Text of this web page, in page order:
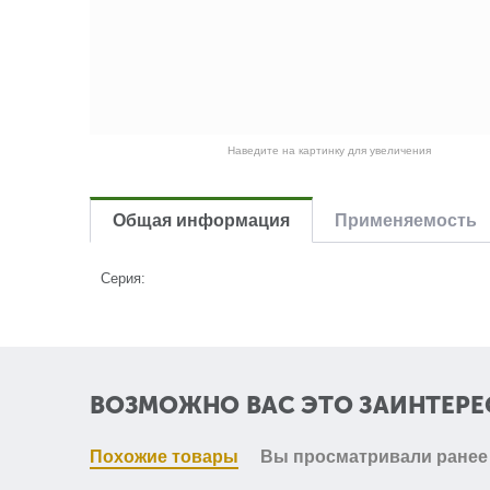
Наведите на картинку для увеличения
Общая информация Применяемость
Серия:
ВОЗМОЖНО ВАС ЭТО
Похожие товары Вы просматривали ранее